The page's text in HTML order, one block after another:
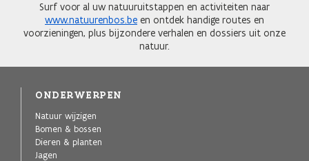
Surf voor al uw natuuruitstappen en activiteiten naar
www.natuurenbos.be en ontdek handige routes en
voorzieningen, plus bijzondere verhalen en dossiers uit onze
natuur.
ONDERWERPEN
Natuur wijzigen
Bomen & bossen
Dieren & planten
Jagen